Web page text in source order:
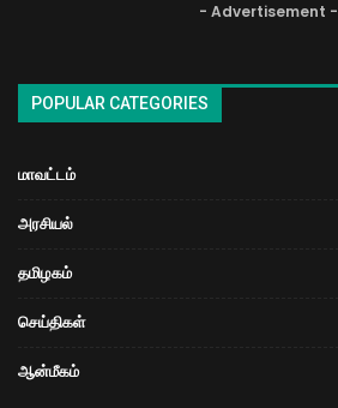
- Advertisement -
POPULAR CATEGORIES
மாவட்டம்
அரசியல்
தமிழகம்
செய்திகள்
ஆன்மீகம்